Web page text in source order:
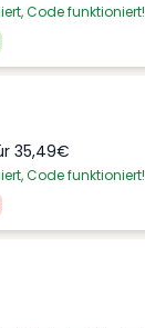
Code funktioniert!
35,49€
Code funktioniert!